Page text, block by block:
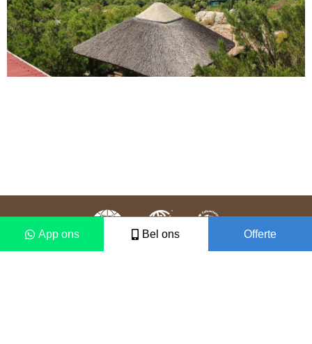
App ons Bel ons Offerte